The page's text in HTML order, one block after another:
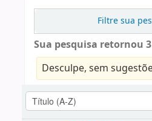
Filtre sua
Sua pesquisa retornou
Desculpe, sem